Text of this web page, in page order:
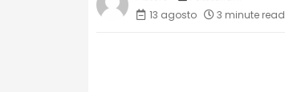
13 agosto
3 minute read